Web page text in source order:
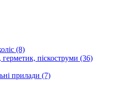
(8)
герметик, піскоструми (36)
прилади (7)